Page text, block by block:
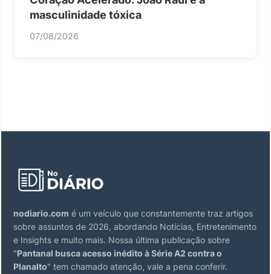
masculinidade tóxica
07/08/2026
nodiario.com é um veículo que constantemente traz artigos
sobre assuntos de 2026, abordando Notícias, Entretenimento
e Insights e muito mais. Nossa última publicação sobre
"Pantanal busca acesso inédito à Série A2 contra o
Planalto" tem chamado atenção, vale a pena conferir.